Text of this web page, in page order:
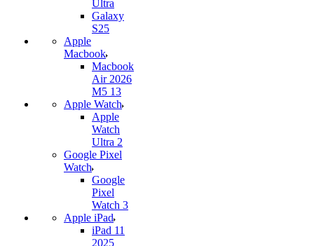
Ultra
Galaxy
S25
Apple
Macbook
Macbook
Air 2026
M5 13
Apple Watch
Apple
Watch
Ultra 2
Google Pixel
Watch
Google
Pixel
Watch 3
Apple iPad
iPad 11
2025